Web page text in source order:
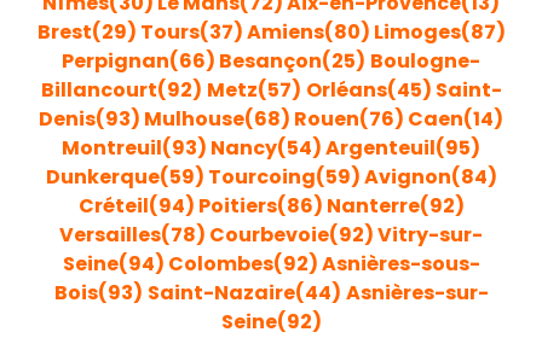
Brest(29) Tours(37)Amiens(80) Limoges(87)
Perpignan(66) Besançon(25) Boulogne-
Billancourt(92) Metz(57) Orléans(45) Saint-
Denis(93) Mulhouse(68) Rouen(76) Caen(14)
Montreuil(93) Nancy(54)Argenteuil(95)
Dunkerque(59) Tourcoing(59)Avignon(84)
Créteil(94) Poitiers(86) Nanterre(92)
Versailles(78) Courbevoie(92)Vitry-sur-
Seine(94) Colombes(92)Asnières-sous-
Bois(93) Saint-Nazaire(44) Asnières-sur-
Seine(92)